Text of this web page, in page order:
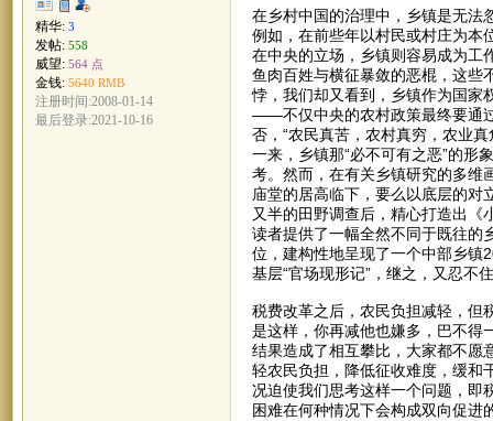
精华: 3
发帖: 558
威望: 564 点
金钱: 5640 RMB
注册时间:2008-01-14
最后登录:2021-10-16
在乡村中国的治理中，乡镇是无法
例如，在前些年以村民或村庄为本
在中央的立场，乡镇则容易成为工
鱼肉百姓与横征暴敛的恶棍，这些
悖，我们却又看到，乡镇作为国家
——不仅中央的农村政策最终要通
否，“农民真苦，农村真穷，农业
一来，乡镇那“必不可有之恶”的形
考。然而，在有关乡镇研究的多维
庙堂的居高临下，要么以底层的对
又半的田野调查后，精心打造出《
读者提供了一幅全然不同于既往的
位，建构性地呈现了一个中部乡镇
基层“官场现形记”，继之，又忍不
税费改革之后，农民负担减轻，但
是这样，你再减他也嫌多，巴不得
结果造成了相互攀比，大家都不愿
轻农民负担，降低征收难度，缓和
况迫使我们思考这样一个问题，即
困难在何种情况下会构成双向促进